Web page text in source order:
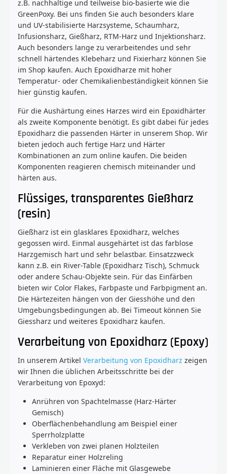
z.B. nachhaltige und teilweise bio-basierte wie die
GreenPoxy. Bei uns finden Sie auch besonders klare
und UV-stabilisierte Harzsysteme, Schaumharz,
Infusionsharz, Gießharz, RTM-Harz und Injektionsharz.
Auch besonders lange zu verarbeitendes und sehr
schnell härtendes Klebeharz und Fixierharz können Sie
im Shop kaufen. Auch Epoxidharze mit hoher
Temperatur- oder Chemikalienbeständigkeit können Sie
hier günstig kaufen.
Für die Aushärtung eines Harzes wird ein Epoxidhärter
als zweite Komponente benötigt. Es gibt dabei für jedes
Epoxidharz die passenden Härter in unserem Shop. Wir
bieten jedoch auch fertige Harz und Härter
Kombinationen an zum online kaufen. Die beiden
Komponenten reagieren chemisch miteinander und
härten aus.
Flüssiges, transparentes Gießharz
(resin)
Gießharz ist ein glasklares Epoxidharz, welches
gegossen wird. Einmal ausgehärtet ist das farblose
Harzgemisch hart und sehr belastbar. Einsatzzweck
kann z.B. ein River-Table (Epoxidharz Tisch), Schmuck
oder andere Schau-Objekte sein. Für das Einfärben
bieten wir Color Flakes, Farbpaste und Farbpigment an.
Die Härtezeiten hängen von der Giesshöhe und den
Umgebungsbedingungen ab. Bei Timeout können Sie
Giessharz und weiteres Epoxidharz kaufen.
Verarbeitung von Epoxidharz (Epoxy)
In unserem Artikel Verarbeitung von Epoxidharz zeigen
wir Ihnen die üblichen Arbeitsschritte bei der
Verarbeitung von Epoxyd:
Anrühren von Spachtelmasse (Harz-Härter
Gemisch)
Oberflächenbehandlung am Beispiel einer
Sperrholzplatte
Verkleben von zwei planen Holzteilen
Reparatur einer Holzreling
Laminieren einer Fläche mit Glasgewebe